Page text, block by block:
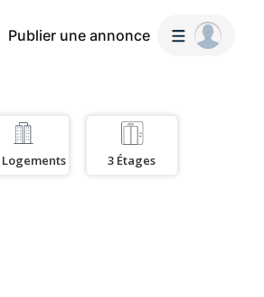
Publier une annonce
Logements 3 Étages